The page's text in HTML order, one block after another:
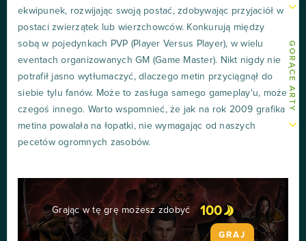
GORĄCE ARTY
ekwipunek, rozwijając swoją postać, zdobywając przyjaciół w
postaci zwierzątek lub wierzchowców. Konkurują między
sobą w pojedynkach PVP (Player Versus Player), w wielu
eventach organizowanych GM (Game Master). Nikt nigdy nie
potrafił jasno wytłumaczyć, dlaczego metin przyciągnął do
siebie tylu fanów. Może to zasługa samego gameplay'u, może
czegoś innego. Warto wspomnieć, że jak na rok 2009 grafika
metina powalała na łopatki, nie wymagając od naszych
pecetów ogromnych zasobów.
Grając w tę grę możesz zdobyć 100
GRAJ